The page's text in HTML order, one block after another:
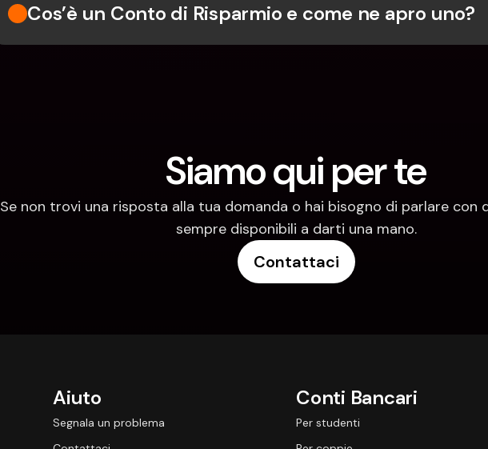
Cos’è un Conto di Risparmio e come ne apro uno?
Siamo qui per te
Se non trovi una risposta alla tua domanda o hai bisogno di parlare con
sempre disponibili a darti una mano.
Contattaci
Aiuto
Segnala un problema
Conti Bancari
Per studenti